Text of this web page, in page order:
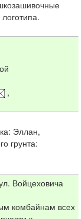
,
Эллан,
грунта:
Войцеховича
комбайнам всех